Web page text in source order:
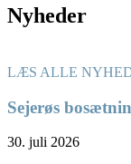
Nyheder
LÆS ALLE
Sejerøs
30. juli 2026